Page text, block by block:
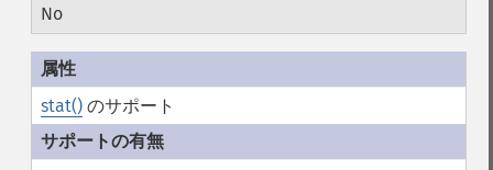
No
stat()のサポート